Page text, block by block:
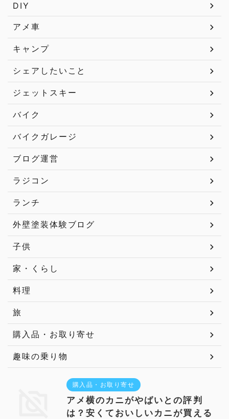
DIY
アメ車
キャンプ
シェアしたいこと
ジェットスキー
バイク
バイクガレージ
ブログ運営
ラジコン
ランチ
外壁塗装体験ブログ
子供
家・くらし
料理
旅
購入品・お取り寄せ
趣味の乗り物
購入品・お取り寄せ
アメ横のカニがやばいとの評判
は？安くておいしいカニが買える